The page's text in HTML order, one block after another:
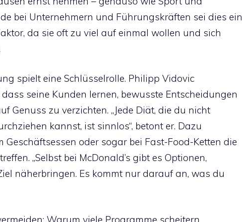
bei Unternehmern und Führungskräften sei dies ein
da sie oft zu viel auf einmal wollen und sich
spielt eine Schlüsselrolle. Philipp Vidovic
seine Kunden lernen, bewusste Entscheidungen
Genuss zu verzichten. „Jede Diät, die du nicht
kannst, ist sinnlos“, betont er. Dazu
Geschäftsessen oder sogar bei Fast-Food-Ketten die
„Selbst bei McDonald’s gibt es Optionen,
näherbringen. Es kommt nur darauf an, was du
Warum viele Programme scheitern